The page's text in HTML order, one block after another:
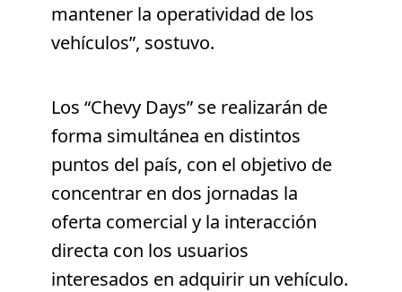
mantener la operatividad de los
vehículos”, sostuvo.
Los “Chevy Days” se realizarán de
forma simultánea en distintos
puntos del país, con el objetivo de
concentrar en dos jornadas la
oferta comercial y la interacción
directa con los usuarios
interesados en adquirir un vehículo.